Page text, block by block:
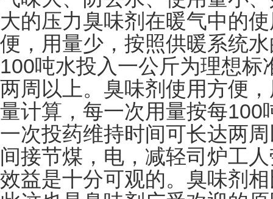
大的压力臭味剂在暖气中的
便，用量少，按照供暖系统
100吨水投入一公斤为理想标
两周以上。臭味剂使用方便
量计算，每一次用量按每100
一次投药维持时间可长达两
间接节煤，电，减轻司炉工
效益是十分可观的。臭味剂